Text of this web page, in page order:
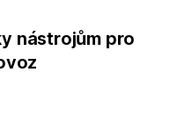
nástrojům pro